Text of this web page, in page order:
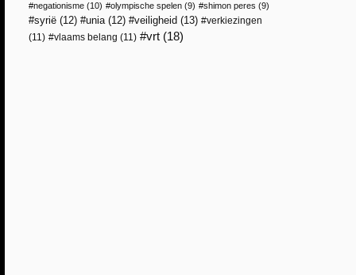
negationisme (10) olympische spelen (9) shimon peres (9)
syrië (12) unia(12) veiligheid (13)
verkiezingen
(11)
vlaams belang (11) vrt (18)